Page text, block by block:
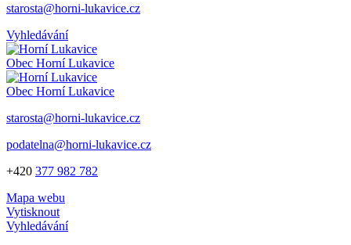
starosta@horni-lukavice.cz
Vyhledávání
Obec Horní Lukavice
Obec Horní Lukavice
starosta@horni-lukavice.cz
podatelna@horni-lukavice.cz
+420 377 982 782
Mapa webu
Vytisknout
Vyhledávání